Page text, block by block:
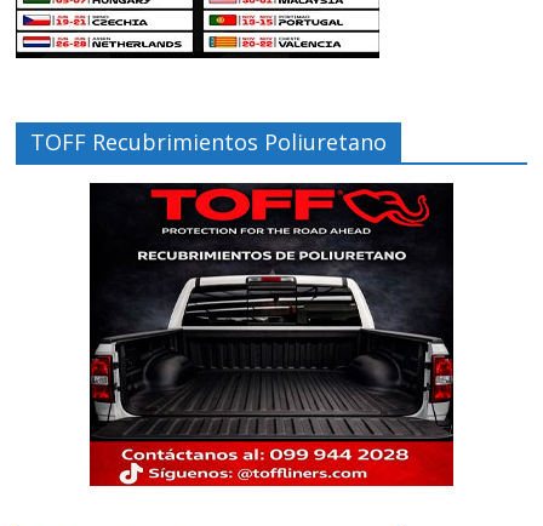
TOFF Recubrimientos Poliuretano